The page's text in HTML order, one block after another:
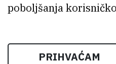
BRZE POVEZNICE
Zaštita na radu
poboljšanja
PRIHVAĆAM